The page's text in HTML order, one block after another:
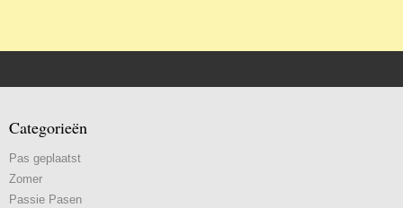
Categorieën
Pas geplaatst
Zomer
Passie Pasen